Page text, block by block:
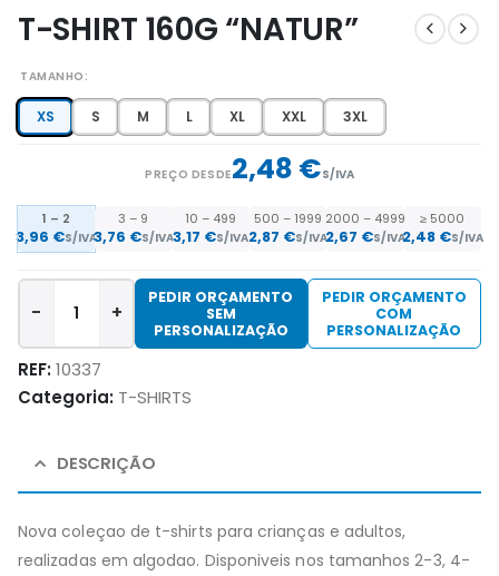
T-SHIRT 160G “NATUR”
TAMANHO
XS S M L XL XXL 3XL
PREÇO DESDE2,48 €S/IVA
1 – 2
3,96 €S/IVA
3 – 9
3,76 €S/IVA
10 – 499
3,17 €S/IVA
500 – 1999
2,87 €S/IVA
2000 – 4999
2,67 €S/IVA
≥ 5000
2,48 €S/IVA
- +
PEDIR ORÇAMENTO
SEM
PERSONALIZAÇÃO
PEDIR ORÇAMENTO
COM
PERSONALIZAÇÃO
REF:10337
Categoria: T-SHIRTS
DESCRIÇÃO
Nova coleçao de t-shirts para crianças e adultos,
realizadas em algodao. Disponiveis nos tamanhos 2-3, 4-